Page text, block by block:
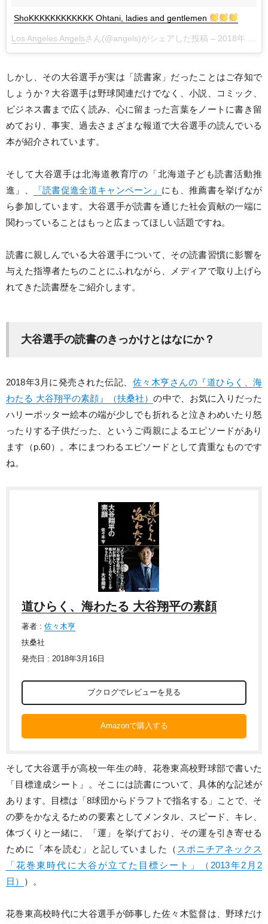
ShoKKKKKKKKKKKK Ohtani, ladies and gentlemen
Los Angeles Angelsさん(@angels)がシェアした投稿 – 2018年 4月月8日午後4時28分PDT
しかし、その大谷選手が実は「読書家」だったことはご存知で
しょうか？大谷選手は野球関連だけでなく、小説、コミック、
ビジネス書まで広く読み、心に留まった言葉をノートに書き留
めており、事実、過去さまざまな報道で大谷選手の読んでいる
本が紹介されています。
そして大谷選手は北海道教育庁の「北海道子ども読書活動推
進」、
「読書促進全道キャンペーン」 にも、推薦書を挙げなが
ら参加しています。大谷選手が読書を通じた社会貢献の一端に
関わっていることはもっと広まってほしい話題ですね。
読書に親しんでいる大谷選手について、その読書習慣に影響を
与えた指導者たちのことにふれながら、メディアで取り上げら
れてきた読書歴をご紹介します。
大谷選手の読書のきっかけとはなにか？
2018年3月に発売された伝記、 佐々木亨さんの『道ひらく、海
わたる 大谷翔平の素顔』（扶桑社）の中で、お気に入りだった
ハリーポッター絵本の端が少しでも折れると泣きわめいたり怒
ったりする子供だった、というご両親によるエピソードがあり
ます（p.60）。本にまつわるエピソードとして貴重なものです
ね。
道ひらく、海わたる 大谷翔平の素顔
著者 : 佐々木亨
扶桑社
発売日 : 2018年3月16日
ブクログでレビューを見る
Amazonで購入する
そして大谷選手が高校一年生の時、花巻東高校野球部で書いた
「目標達成シート」。そこには読書について、具体的な記述が
あります。目標は「8球団からドラフトで指名する」ことで、そ
の夢をかなえるための要素としてメンタル、スピード、キレ、
体づくりと一緒に、「運」を挙げており、その運を引き寄せる
ために「本を読む」と記していました（ スポニチアネックス
「花巻東時代に大谷が立てた目標シート」（2013年2月2
日）
）。
花巻東高校時代に大谷選手が師事した佐々木監督は、野球だけ